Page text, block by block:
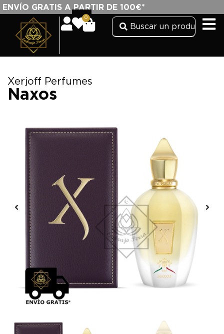
ENVÍO GRATIS A PARTIR DE 100€*
0
Xerjoff Perfumes
Naxos